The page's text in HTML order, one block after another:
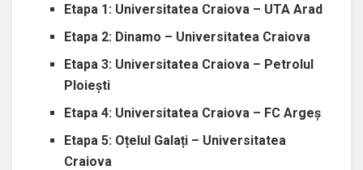
Etapa 1: Universitatea Craiova – UTA Arad
Etapa 2: Dinamo – Universitatea Craiova
Etapa 3: Universitatea Craiova – Petrolul
Ploiești
Etapa 4: Universitatea Craiova – FC Argeș
Etapa 5: Oțelul Galați – Universitatea
Craiova